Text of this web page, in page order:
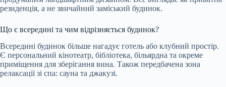
резиденція, а не звичайний заміський будинок.
Що є всередині та чим відрізняється будинок?
Всередині будинок більше нагадує готель або клубний простір.
Є персональний кінотеатр, бібліотека, більярдна та окреме
приміщення для зберігання вина. Також передбачена зона
релаксації зі спа: сауна та джакузі.